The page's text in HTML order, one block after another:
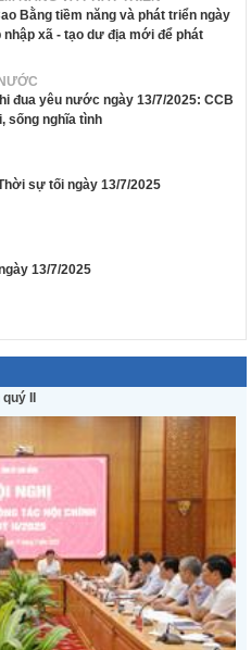
Bằng tiềm năng và phát triển ngày
nhập xã - tạo dư địa mới để phát
đua yêu nước ngày 13/7/2025: CCB
sống nghĩa tình
sự tối ngày 13/7/2025
13/7/2025
II